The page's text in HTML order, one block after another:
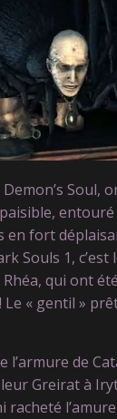
Soul,
entouré
en fort
Souls 1, c’est
qui ont
Le « gentil »
l’armure de
Greirat à
racheté